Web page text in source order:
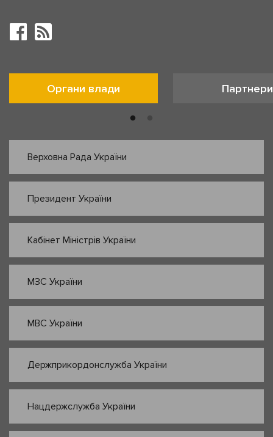
Органи влади Партнери
Верховна Рада України
Президент України
Кабінет Міністрів України
МЗС України
МВС України
Держприкордонслужба України
Нацдержслужба України